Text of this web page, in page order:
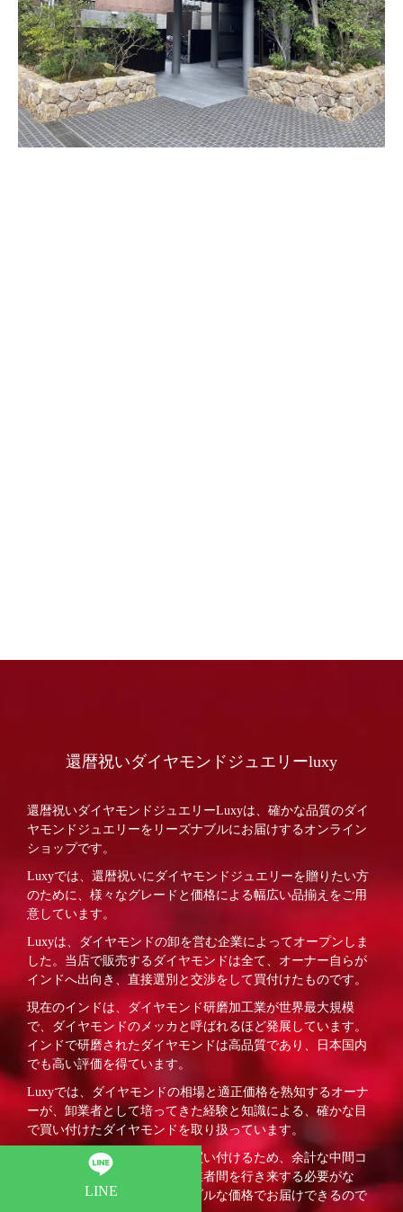
還暦祝いダイヤモンドジュエリーluxy
還暦祝いダイヤモンドジュエリーLuxyは、確かな品質のダイ
ヤモンドジュエリーをリーズナブルにお届けするオンライン
ショップです。
Luxyでは、還暦祝いにダイヤモンドジュエリーを贈りたい方
のために、様々なグレードと価格による幅広い品揃えをご用
意しています。
Luxyは、ダイヤモンドの卸を営む企業によってオープンしま
した。当店で販売するダイヤモンドは全て、オーナー自らが
インドへ出向き、直接選別と交渉をして買付けたものです。
現在のインドは、ダイヤモンド研磨加工業が世界最大規模
で、ダイヤモンドのメッカと呼ばれるほど発展しています。
インドで研磨されたダイヤモンドは高品質であり、日本国内
でも高い評価を得ています。
Luxyでは、ダイヤモンドの相場と適正価格を熟知するオーナ
ーが、卸業者として培ってきた経験と知識による、確かな目
で買い付けたダイヤモンドを取り扱っています。
ダイヤモンドはインドで直接買い付けるため、余計な中間コ
ストが掛かりません。様々な業者間を行き来する必要がな
く、その分お客様へリーズナブルな価格でお届けできるので
LINE